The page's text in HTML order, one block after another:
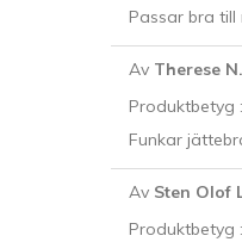
Passar bra till
Av Therese N.
Produktbetyg :
Funkar
Av Sten Olof
Produktbetyg :